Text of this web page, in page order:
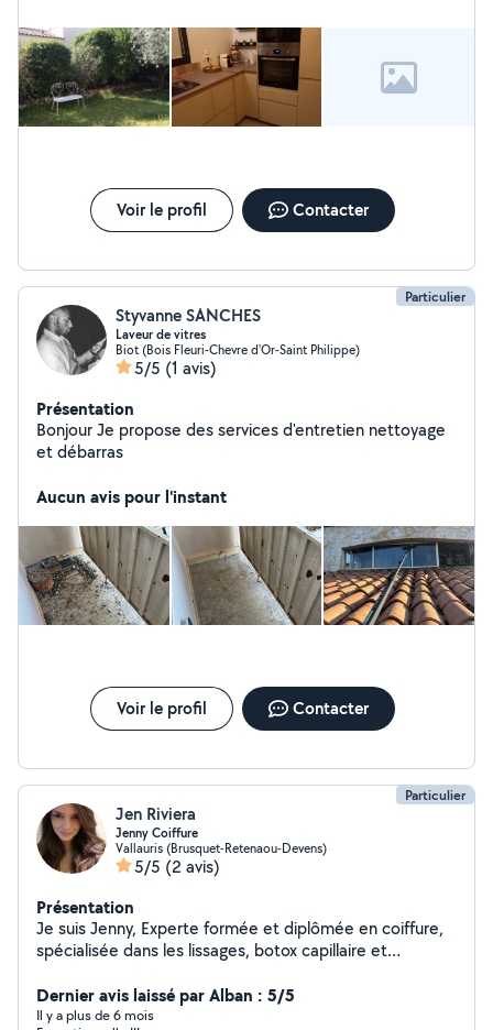
Voir le profil Contacter
Particulier
Styvanne SANCHES
Laveur de vitres
Biot (Bois Fleuri-Chevre d'Or-Saint Philippe)
5/5 (1 avis)
Présentation
Bonjour Je propose des services d'entretien nettoyage
et débarras
Aucun avis pour l'instant
Voir le profil Contacter
Particulier
Jen Riviera
Jenny Coiffure
Vallauris (Brusquet-Retenaou-Devens)
5/5 (2 avis)
Présentation
Je suis Jenny, Experte formée et diplômée en coiffure,
spécialisée dans les lissages, botox capillaire et
Massage crânien 30 min Coloration Reprise racines
Soins profonds
Dernier avis laissé par Alban : 5/5
Il y a plus de 6 mois